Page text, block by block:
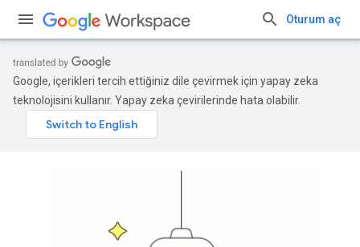
Oturum aç
Google, içerikleri tercih ettiğiniz dile çevirmek için yapay zeka
teknolojisini kullanır. Yapay zeka çevirilerinde hata olabilir.